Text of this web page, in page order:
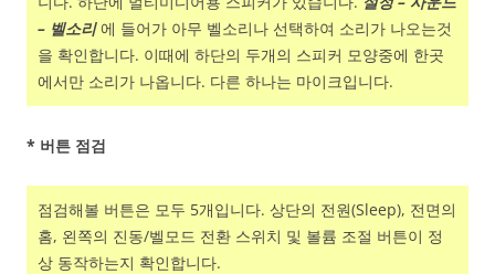
– 벨소리에 들어가 아무 벨소리나 선택하여 소리가 나오는것
을 확인합니다. 이때에 하단의 두개의 스피커 모양중에 한곳
에서만 소리가 나옵니다. 다른 하나는 마이크입니다.
* 버튼 점검
점검해볼 버튼은 모두 5개입니다. 상단의 전원(Sleep), 전면의
홈, 왼쪽의 진동/벨모드 전환 스위치 및 볼륨 조절 버튼이 정
상 동작하는지 확인합니다.